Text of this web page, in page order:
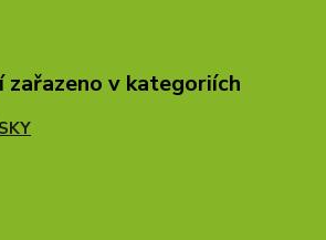
zařazeno v kategoriích